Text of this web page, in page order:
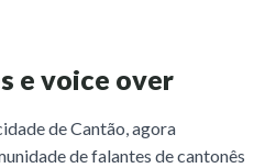
e voice over
de Cantão, agora
de falantes de cantonês